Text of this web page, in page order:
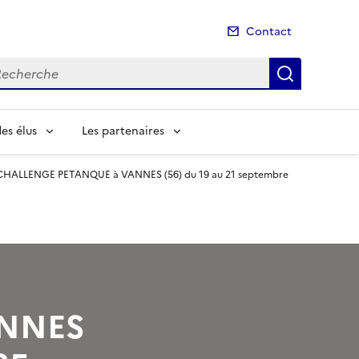
Contact
élus Les partenaires
PETANQUE à VANNES (56) du 19 au 21 septembre